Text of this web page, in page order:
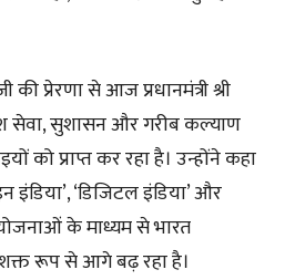
प्रेरणा से आज प्रधानमंत्री श्री
सेवा, सुशासन और गरीब कल्याण
को प्राप्त कर रहा है। उन्होंने कहा
इंडिया’, ‘डिजिटल इंडिया’ और
के माध्यम से भारत
रूप से आगे बढ़ रहा है।